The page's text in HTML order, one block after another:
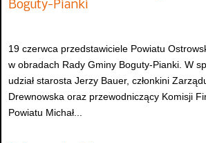
Boguty-Pianki
19 czerwca przedstawiciele Powiatu
w obradach Rady Gminy Boguty-Pianki. W
udział starosta Jerzy Bauer, członkini
Drewnowska oraz przewodniczący Komisji
Powiatu Michał...